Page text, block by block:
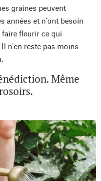
graines peuvent
années et n'ont besoin
fleurir ce qui
n'en reste pas moins
Même